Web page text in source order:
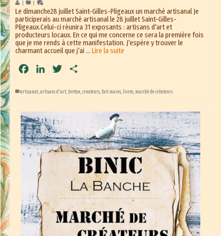
Le dimanche28 juillet Saint-Gilles-Pligeaux un marché artisanal Je
participerais au marché artisanal le 28 juillet Saint-Gilles-
Pligeaux.Celui-ci réunira 31 exposants : artisans d’art et
producteurs locaux. En ce qui me concerne ce sera la première fois
que je me rends à cette manifestation. J’espère y trouver le
charmant accueil que j’ai … Lire la suite
FacebookLinkedInTwitter
artisanat,artisans d'art, breton,createurs,fait mains, livres, marché de créateurs